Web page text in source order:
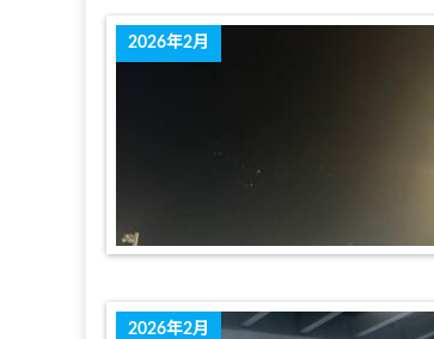
2026年2月
2026年2月